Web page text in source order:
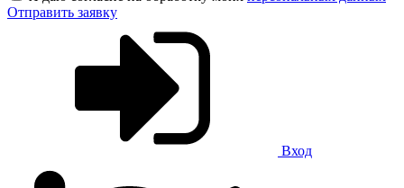
Отправить заявку
Вход